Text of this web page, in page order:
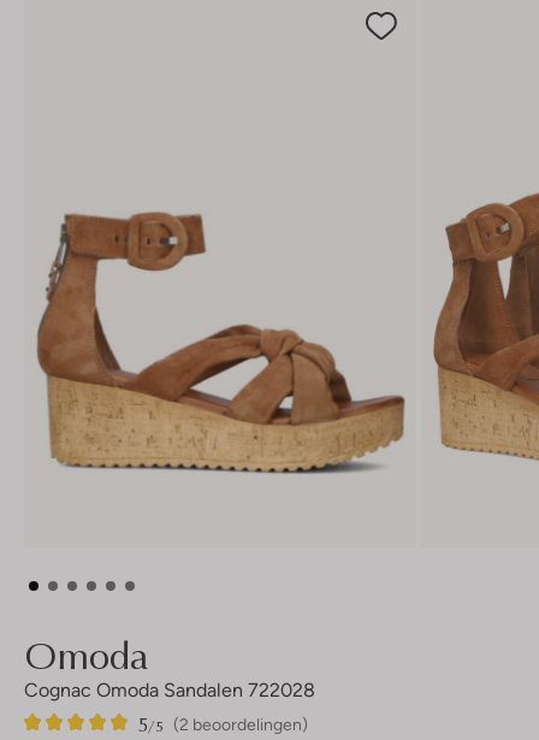
Omoda
Cognac Omoda Sandalen 722028
(2 beoordelingen)
5/5
2
5